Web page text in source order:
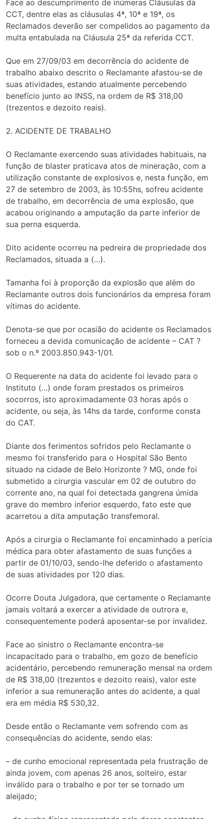
Face ao descumprimento de inúmeras Cláusulas da
CCT, dentre elas as cláusulas 4ª, 10ª e 19ª, os
Reclamados deverão ser compelidos ao pagamento da
multa entabulada na Cláusula 25ª da referida CCT.
Que em 27/09/03 em decorrência do acidente de
trabalho abaixo descrito o Reclamante afastou-se de
suas atividades, estando atualmente percebendo
benefício junto ao INSS, na ordem de R$ 318,00
(trezentos e dezoito reais).
2. ACIDENTE DE TRABALHO
O Reclamante exercendo suas atividades habituais, na
função de blaster praticava atos de mineração, com a
utilização constante de explosivos e, nesta função, em
27 de setembro de 2003, às 10:55hs, sofreu acidente
de trabalho, em decorrência de uma explosão, que
acabou originando a amputação da parte inferior de
sua perna esquerda.
Dito acidente ocorreu na pedreira de propriedade dos
Reclamados, situada a (…).
Tamanha foi à proporção da explosão que além do
Reclamante outros dois funcionários da empresa foram
vítimas do acidente.
Denota-se que por ocasião do acidente os Reclamados
forneceu a devida comunicação de acidente – CAT ?
sob o n.º 2003.850.943-1/01.
O Requerente na data do acidente foi levado para o
Instituto (…) onde foram prestados os primeiros
socorros, isto aproximadamente 03 horas após o
acidente, ou seja, às 14hs da tarde, conforme consta
do CAT.
Diante dos ferimentos sofridos pelo Reclamante o
mesmo foi transferido para o Hospital São Bento
situado na cidade de Belo Horizonte ? MG, onde foi
submetido a cirurgia vascular em 02 de outubro do
corrente ano, na qual foi detectada gangrena úmida
grave do membro inferior esquerdo, fato este que
acarretou a dita amputação transfemoral.
Após a cirurgia o Reclamante foi encaminhado a perícia
médica para obter afastamento de suas funções a
partir de 01/10/03, sendo-lhe deferido o afastamento
de suas atividades por 120 dias.
Ocorre Douta Julgadora, que certamente o Reclamante
jamais voltará a exercer a atividade de outrora e,
consequentemente poderá aposentar-se por invalidez.
Face ao sinistro o Reclamante encontra-se
incapacitado para o trabalho, em gozo de benefício
acidentário, percebendo remuneração mensal na ordem
de R$ 318,00 (trezentos e dezoito reais), valor este
inferior a sua remuneração antes do acidente, a qual
era em média R$ 530,32.
Desde então o Reclamante vem sofrendo com as
consequências do acidente, sendo elas:
– de cunho emocional representada pela frustração de
ainda jovem, com apenas 26 anos, solteiro, estar
inválido para o trabalho e por ter se tornado um
aleijado;